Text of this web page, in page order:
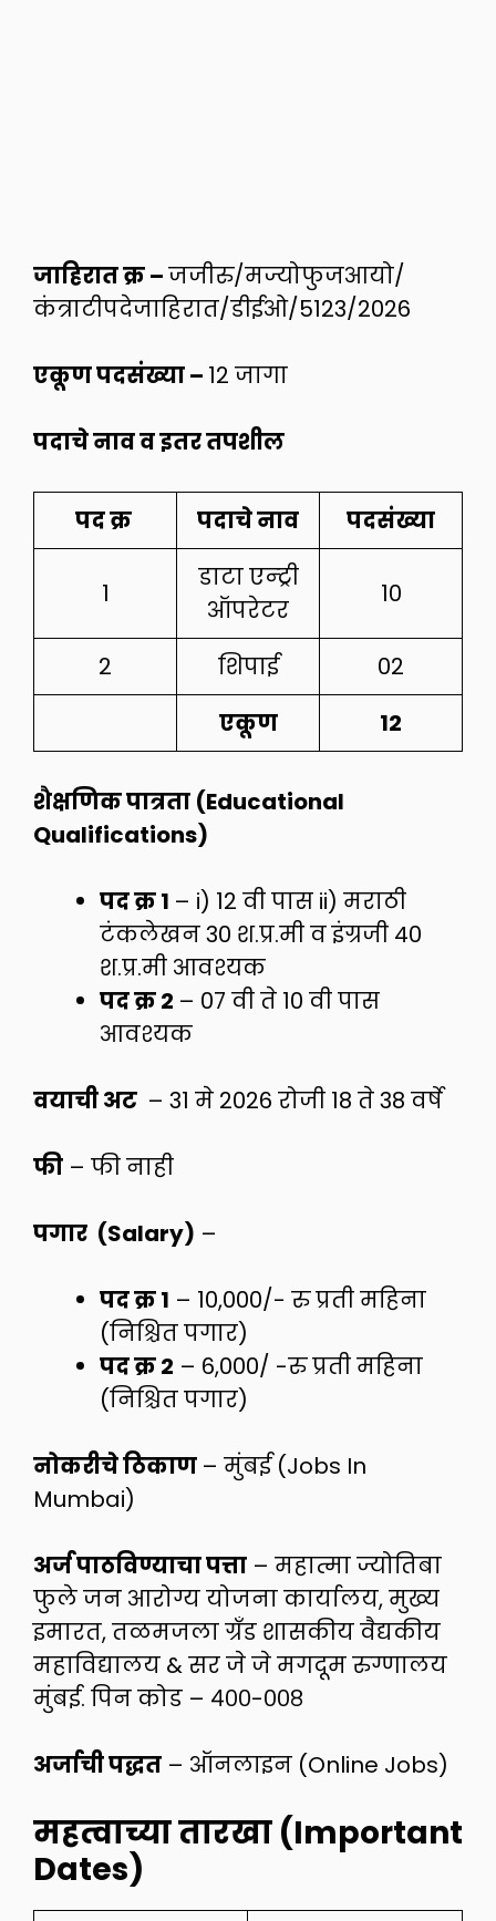
जाहिरात क्र –जजीरु/मज्योफुजआयो/
कंत्राटीपदेजाहिरात/डीईओ/5123/2026
एकूण पदसंख्या – 12 जागा
पदाचे नाव व इतर तपशील
पद क्र पदाचे नाव पदसंख्या
1
डाटा एन्ट्री
ऑपरेटर
10
2 शिपाई
02
एकूण
12
शैक्षणिक पात्रता (Educational
Qualifications)
पद क्र 1 – i) 12 वी पास ii) मराठी
टंकलेखन 30 श.प्र.मी व इंग्रजी 40
श.प्र.मी आवश्यक
पद क्र 2 – 07 वी ते 10 वी पास
आवश्यक
वयाची अट – 31 मे 2026 रोजी 18 ते 38 वर्षे
फी – फी नाही
पगार (Salary) –
पद क्र 1 – 10,000/- रु प्रती महिना
(निश्चित पगार)
पद क्र 2 – 6,000/ -रु प्रती महिना
(निश्चित पगार)
नोकरीचे ठिकाण – मुंबई (Jobs In
Mumbai)
अर्ज पाठविण्याचा पत्ता – महात्मा ज्योतिबा
फुले जन आरोग्य योजना कार्यालय, मुख्य
इमारत, तळमजला ग्रँड शासकीय वैद्यकीय
महाविद्यालय & सर जे जे मगदूम रुग्णालय
मुंबई. पिन कोड – ४००-००८
अर्जाची पद्धत – ऑनलाइन (Online Jobs)
महत्वाच्या तारखा (Important
Dates)